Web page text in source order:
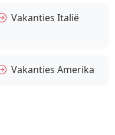
Vakanties Italië
Vakanties Amerika